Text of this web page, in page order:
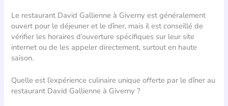
Le restaurant David Gallienne à Giverny est généralement
ouvert pour le déjeuner et le dîner, mais il est conseillé de
vérifier les horaires d’ouverture spécifiques sur leur site
internet ou de les appeler directement, surtout en haute
saison.
Quelle est l’expérience culinaire unique offerte par le dîner au
restaurant David Gallienne à Giverny ?